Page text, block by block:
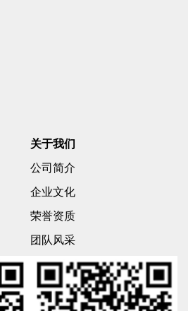
关于我们
公司简介
企业文化
荣誉资质
团队风采